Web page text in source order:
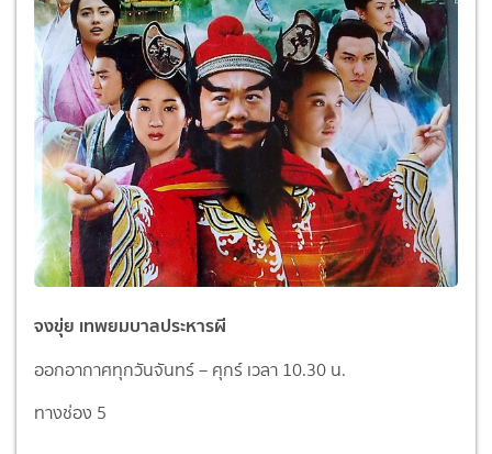
จงขุ่ย เทพยมบาลประหารผี
ออกอากาศทุกวันจันทร์ – ศุกร์ เวลา 10.30 น.
ทางช่อง 5